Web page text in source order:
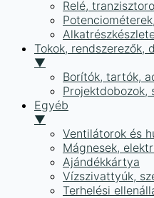
Relé,
Tokok, rendszerezők,
▼
Borítók, tartók,
Projektdobozok,
Egyéb
▼
Ventilátorok és
Mágnesek,
Ajándékkártya
Vízszivattyúk,
Terhelési